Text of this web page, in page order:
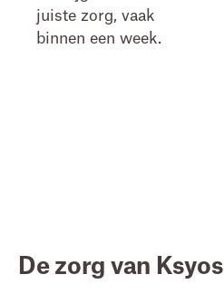
juiste zorg, vaak
binnen een week.
De zorg van Ksyos